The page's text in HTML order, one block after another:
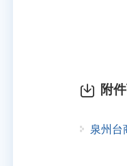
附
泉州台